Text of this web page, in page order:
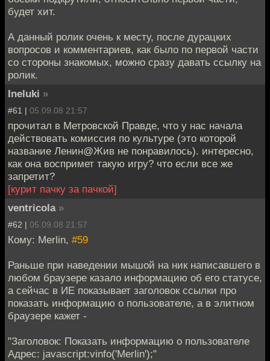
будет хит.
А данный ролик очень к месту, после дурацких
вопросов и комментариев, как было по первой части
со стороны знакомых, можно сразу давать ссылку на
ролик.
Ineluki »
#61 | 05.09.08 21:57
прочитал в Метровской Правде, что у нас начала
действовать комиссия по культуре (это которой
название Ленин@Жив не понравилось). интересно,
как она воспримет такую игру? что если все же
запретит?
[курит пачку за пачкой]
ventricola »
#62 | 05.09.08 21:57
Кому: Merlin, #59
Раньше при наведении мышой на ник написавшего в
любом браузере казало информацию об его статусе,
а сейчас в ИЕ показывает заголовок ссылки про
показать информацию о пользователе, а в элитном
браузере кажет -
"Заголовок: Показать информацию о пользователе
Адрес: javascript:vinfo('Merlin');"